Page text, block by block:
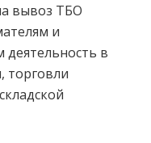
вывоз ТБО
и
в
торговли